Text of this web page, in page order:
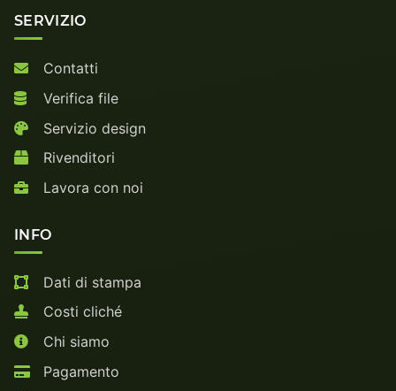
SERVIZIO
Contatti
Verifica file
Servizio design
Rivenditori
Lavora con noi
INFO
Dati di stampa
Costi cliché
Chi siamo
Pagamento